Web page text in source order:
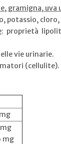
gramigna, uva
potassio,
: proprietà
vie urinarie.
(cellulite).
mg